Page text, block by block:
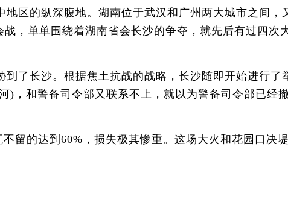
区的纵深腹地。湖南位于武汉和广州两大城市之间，
，单单围绕着湖南省会长沙的争夺，就先后有过四次
了长沙。根据焦土抗战的战略，长沙随即开始进行了
)，和警备司令部又联系不上，就以为警备司令部已经
的达到60%，损失极其惨重。这场大火和花园口决